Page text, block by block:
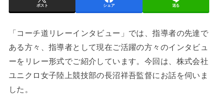
ポスト シェア 送る
「コーチ道リレーインタビュー」では、指導者の先達で
ある方々、指導者として現在ご活躍の方々のインタビュ
ーをリレー形式でご紹介しています。今回は、株式会社
ユニクロ女子陸上競技部の長沼祥吾監督にお話を伺いま
した。